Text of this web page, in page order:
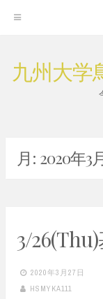
Skip
九州大学
月: 2020年3
3/
2020年3月27日
HSMYKA111